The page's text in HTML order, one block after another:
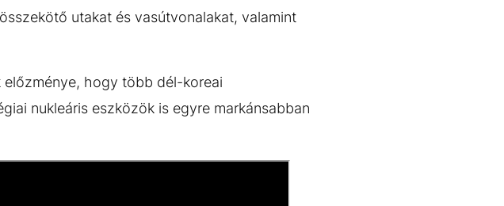
utakat és vasútvonalakat, valamint
előzménye, hogy több dél-koreai
nukleáris eszközök is egyre markánsabban